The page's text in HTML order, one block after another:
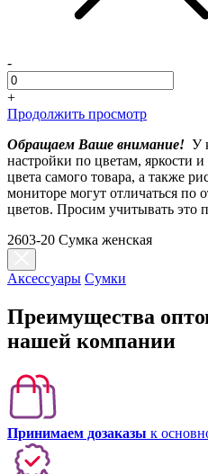
-
+
Продолжить просмотр
Обращаем Ваше внимание! У
настройки по цветам, яркости
цвета самого товара, а также
мониторе могут отличаться по
цветов. Просим учитывать это
2603-20 Сумка женская
Аксессуары Сумки
Преимущества
нашей компании
Принимаем дозаказы к